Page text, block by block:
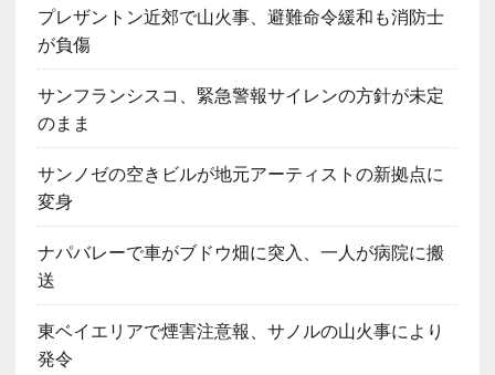
プレザントン近郊で山火事、避難命令緩和も消防士
が負傷
サンフランシスコ、緊急警報サイレンの方針が未定
のまま
サンノゼの空きビルが地元アーティストの新拠点に
変身
ナパバレーで車がブドウ畑に突入、一人が病院に搬
送
東ベイエリアで煙害注意報、サノルの山火事により
発令